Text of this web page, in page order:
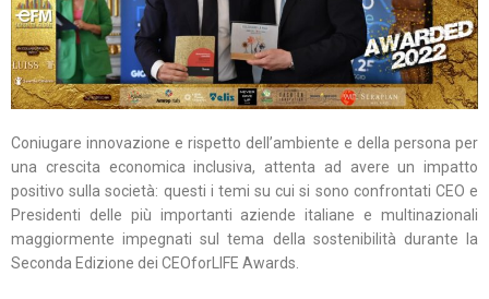
Coniugare innovazione e rispetto dell’ambiente e della persona per
una crescita economica inclusiva, attenta ad avere un impatto
positivo sulla società: questi i temi su cui si sono confrontati CEO e
Presidenti delle più importanti aziende italiane e multinazionali
maggiormente impegnati sul tema della sostenibilità durante la
Seconda Edizione dei CEOforLIFE Awards.